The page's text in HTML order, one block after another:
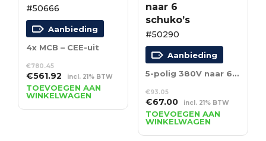
#50666
Aanbieding
4x MCB – CEE-uit
€780.45
Oorspronkelijke
prijs
was:
€780.45.
€561.92Huidige
prijs
is:
€561.92.
incl. 21% BTW
TOEVOEGEN AAN
WINKELWAGEN
naar 6
schuko’s
#50290
Aanbieding
5-polig 380V naar 6 schuko’s
€93.05
Oorspronkelijke
prijs
was:
€93.05.
€67.00Huidige
prijs
is:
€67.00.
incl. 21% BTW
TOEVOEGEN AAN
WINKELWAGEN